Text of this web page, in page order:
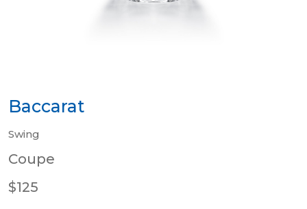
Baccarat
Swing
Coupe
$125